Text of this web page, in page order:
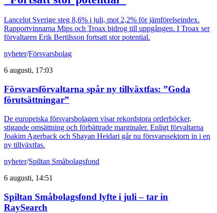
Lancelot Sverige steg 8,6% i juli, mot 2,2% för jämförelseindex.
Rapportvinnarna Mips och Troax bidrog till uppgången. I Troax ser
förvaltaren Erik Bertilsson fortsatt stor potential.
nyheter/Försvarsbolag
6 augusti, 17:03
Försvarsförvaltarna spår ny tillväxtfas: ”Goda
förutsättningar”
De europeiska försvarsbolagen visar rekordstora orderböcker,
stigande omsättning och förbättrade marginaler. Enligt förvaltarna
Joakim Agerback och Shayan Heidari går nu försvarssektorn in i en
ny tillväxtfas.
nyheter/Spiltan Småbolagsfond
6 augusti, 14:51
Spiltan Småbolagsfond lyfte i juli – tar in
RaySearch